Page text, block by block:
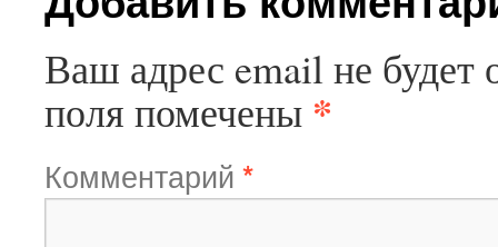
Ваш адрес email не будет
поля помечены *
Комментарий *